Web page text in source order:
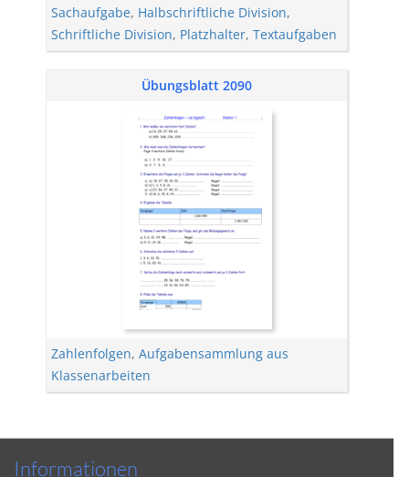
Sachaufgabe, Halbschriftliche Division,
Schriftliche Division, Platzhalter, Textaufgaben
Übungsblatt 2090
Zahlenfolgen, Aufgabensammlung aus
Klassenarbeiten
Informationen